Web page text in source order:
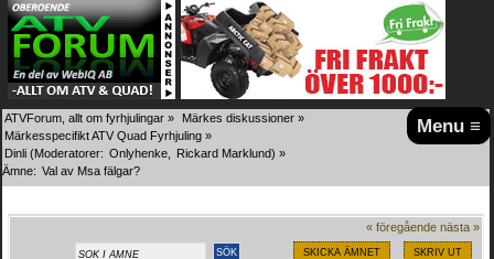
Menu ≡
ATVForum, allt om fyrhjulingar » Märkes diskussioner »
Märkesspecifikt ATV Quad Fyrhjuling »
Dinli (Moderatorer: Onlyhenke Rickard Marklund) »
Ämne: Val av Msa fälgar?
« föregående nästa »
SKICKA ÄMNET SKRIV UT